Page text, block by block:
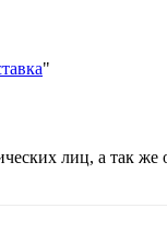
"
лиц, а так